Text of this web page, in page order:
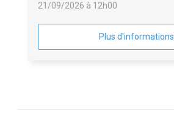
21/09/2026 à 12h00
Plus d'informations